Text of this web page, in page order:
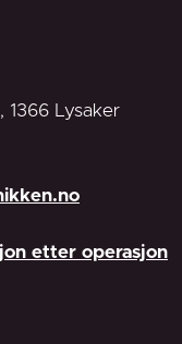
1366 Lysaker
etter operasjon